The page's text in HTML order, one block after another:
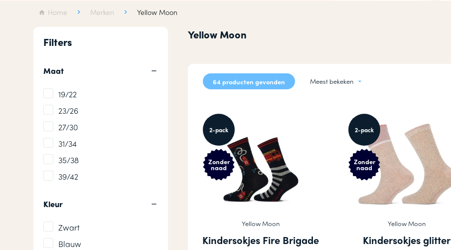
Wollen sokken
Badstof sokken
Home Merken Yellow Moon
Filters
Maat
19/22
23/26
27/30
31/34
35/38
39/42
Kleur
Zwart
Blauw
Yellow Moon
64 producten gevonden Meest bekeken
2-pack
Zonder
naad
Yellow Moon
Kindersokjes Fire Brigade
2-pack
Zonder
naad
Yellow Moon
Kindersokjes glitter